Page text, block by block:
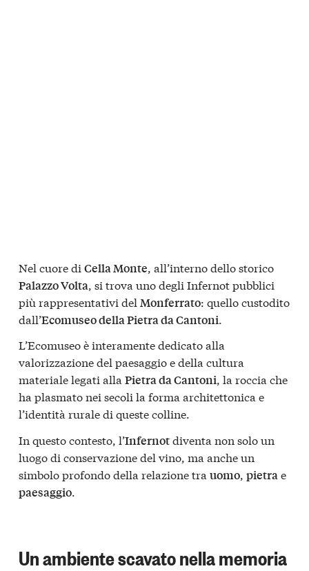
Nel cuore di Cella Monte, all’interno dello storico
Palazzo Volta, si trova uno degli Infernot pubblici
più rappresentativi del Monferrato: quello custodito
dall’Ecomuseo della Pietra da Cantoni.
L’Ecomuseo è interamente dedicato alla
valorizzazione del paesaggio e della cultura
materiale legati alla Pietra da Cantoni, la roccia che
ha plasmato nei secoli la forma architettonica e
l’identità rurale di queste colline.
In questo contesto, l’Infernotdiventa non solo un
luogo di conservazione del vino, ma anche un
simbolo profondo della relazione tra uomo, pietrae
paesaggio.
Un ambiente scavato nella memoria